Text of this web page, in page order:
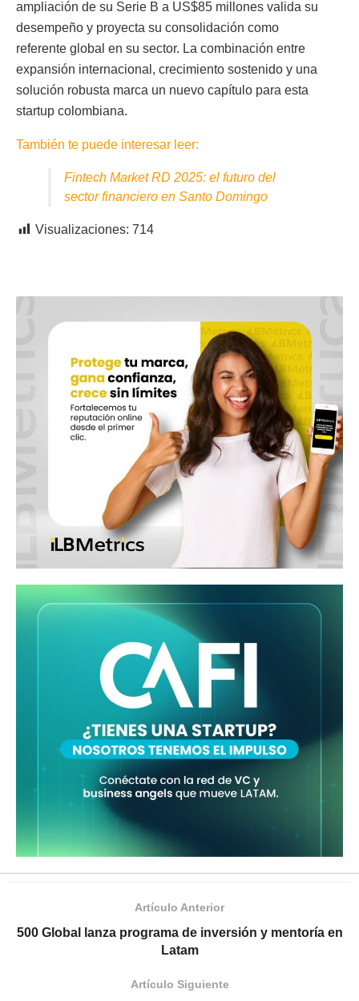
ampliación de su Serie B a US$85 millones valida su
desempeño y proyecta su consolidación como
referente global en su sector. La combinación entre
expansión internacional, crecimiento sostenido y una
solución robusta marca un nuevo capítulo para esta
startup colombiana.
También te puede interesar leer:
Fintech Market RD 2025: el futuro del
sector financiero en Santo Domingo
Visualizaciones: 714
Artículo Anterior
500 Global lanza programa de inversión y mentoría en
Latam
Artículo Siguiente